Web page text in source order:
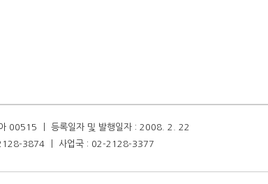
00515 ㅣ 등록일자 및 발행일자 : 2008. 2. 22
2128-3874 ㅣ 사업국 : 02-2128-3377